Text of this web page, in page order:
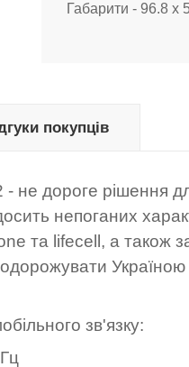
Габарити - 96.8 x
дороге рішення
непоганих
та lifecell, а також
Україною
зв'язку:
покупців